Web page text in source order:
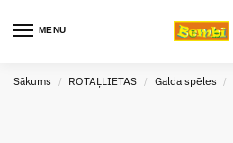
MENU
Sākums / ROTAĻLIETAS / Galda spēles /